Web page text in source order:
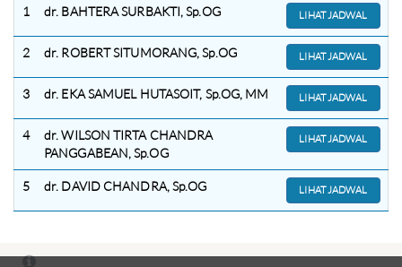
1 dr. BAHTERA SURBAKTI, Sp.OG LIHAT JADWAL
2 dr. ROBERT SITUMORANG, Sp.OG LIHAT JADWAL
3 dr. EKA SAMUEL HUTASOIT, Sp.OG, MM LIHAT JADWAL
4
dr. WILSON TIRTA CHANDRA
PANGGABEAN, Sp.OG
LIHAT JADWAL
5 dr. DAVID CHANDRA, Sp.OG LIHAT JADWAL